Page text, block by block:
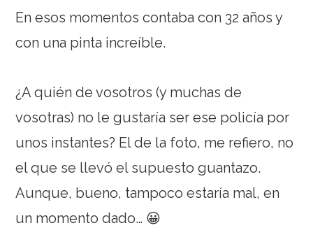
En esos momentos contaba con 32 años y
con una pinta increíble.
¿A quién de vosotros (y muchas de
vosotras) no le gustaría ser ese policía por
unos instantes? El de la foto, me refiero, no
el que se llevó el supuesto guantazo.
Aunque, bueno, tampoco estaría mal, en
un momento dado… 😀